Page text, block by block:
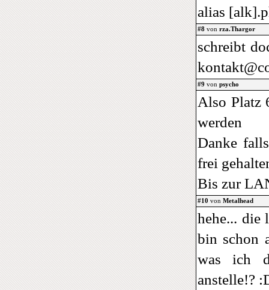
alias
#8 von rza.Thargor
schreibt
#9 von psycho
Also Platz
werden
Danke
frei
Bis zur
#10 von Metalhead
hehe... die
bin schon
was ich
anstelle!?